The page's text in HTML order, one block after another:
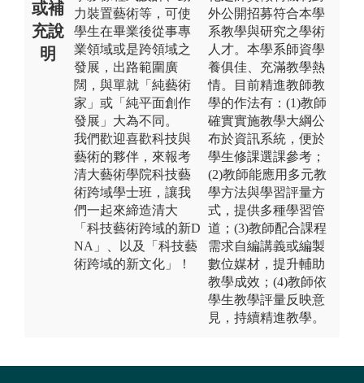
或補
充說
明
力裝置藝術等，可使
學生在畢業後從事專
業領域或是跨領域之
發展，出路範圍廣
闊，與單就「純藝術
家」或「純平面創作
發展」大為不同。
我們歡迎喜歡科技與
藝術的夥伴，來報考
清大藝術學院科技藝
術跨域學士班，讓我
們一起來締造清大
「科技藝術跨域的新D
NA」、以及「科技藝
術跨域的新文化」！
外公開招募符合本學
系教學與研究之學術
人才。本學系師資學
養俱佳、充滿教學熱
情。目前精進教師教
學的作法有：(1)教師
確實實施教學大綱公
布於資訊系統，便於
學生修課選課參考；
(2)教師能應用多元教
學方法與學習評量方
式，提供多種學習管
道；(3)教師配合課程
需求自編講義或編製
數位媒材，提升輔助
教學成效；(4)教師依
學生教學評量反映意
見，持續精進教學。